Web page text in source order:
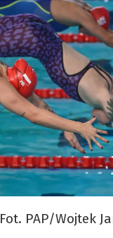
Fot. PAP/Wojtek